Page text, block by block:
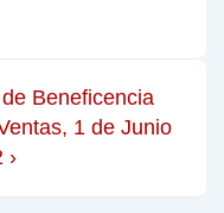
Beneficencia
1 de Junio
›